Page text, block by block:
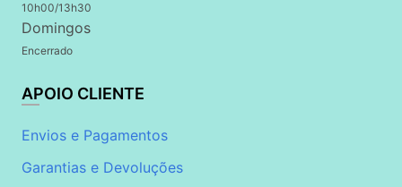
10h00/13h30
Domingos
Encerrado
APOIO CLIENTE
Envios e Pagamentos
Garantias e Devoluções